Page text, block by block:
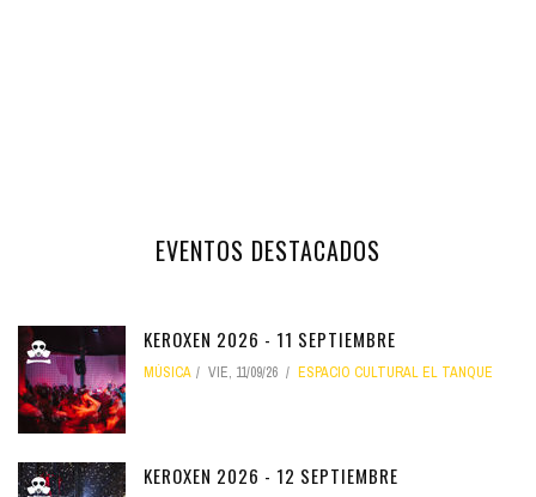
EVENTOS DESTACADOS
KEROXEN 2026 - 11 SEPTIEMBRE
MÚSICA VIE, 11/09/26 ESPACIO CULTURAL EL TANQUE
KEROXEN 2026 - 12 SEPTIEMBRE